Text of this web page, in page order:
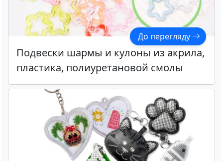
До перегляду
Подвески шармы и кулоны из акрила,
пластика, полиуретановой смолы